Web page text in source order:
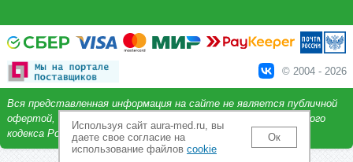
© 2004 - 2026
Вся представленная информация на сайте не является публичной
офертой, определяемой положениями Статьи 437 Гражданского
кодекса Российской Федерации.
Используя сайт aura-med.ru, вы
даете свое согласие на
использование файлов cookie
Ок